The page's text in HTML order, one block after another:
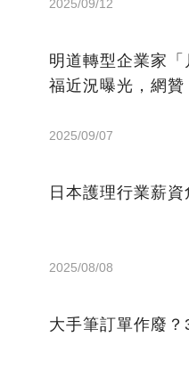
2025/09/12
明道轉型企業家
福近況曝光，網贊
2025/09/07
日本護理行業薪
2025/08/08
大手筆訂單作廢